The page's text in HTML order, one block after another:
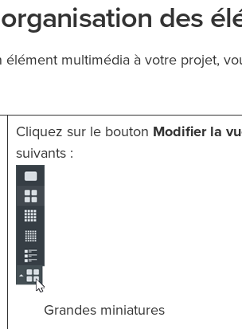
des
élément multimédia à votre projet,
Cliquez sur le bouton Modifier la
suivants :
Grandes miniatures